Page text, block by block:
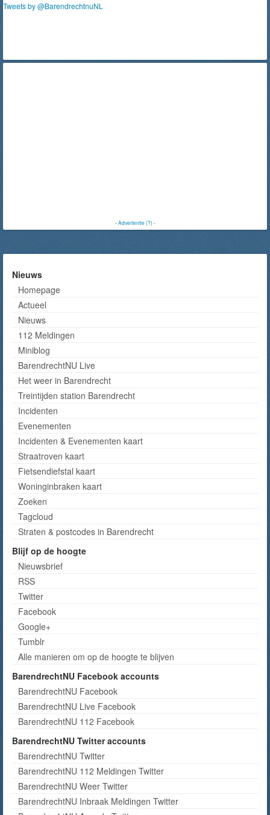
Tweets by @BarendrechtnuNL
-Advertentie (?)-
Nieuws
Homepage
Actueel
Nieuws
112 Meldingen
Miniblog
BarendrechtNU Live
Het weer in Barendrecht
Treintijden station Barendrecht
Incidenten
Evenementen
Incidenten & Evenementen kaart
Straatroven kaart
Fietsendiefstal kaart
Woninginbraken kaart
Zoeken
Tagcloud
Straten & postcodes in Barendrecht
Blijf op de hoogte
Nieuwsbrief
RSS
Twitter
Facebook
Google+
Tumblr
Alle manieren om op de hoogte te blijven
BarendrechtNU Facebook accounts
BarendrechtNU Facebook
BarendrechtNU Live Facebook
BarendrechtNU 112 Facebook
BarendrechtNU Twitter accounts
BarendrechtNU Twitter
BarendrechtNU 112 Meldingen Twitter
BarendrechtNU Weer Twitter
BarendrechtNU Inbraak Meldingen Twitter